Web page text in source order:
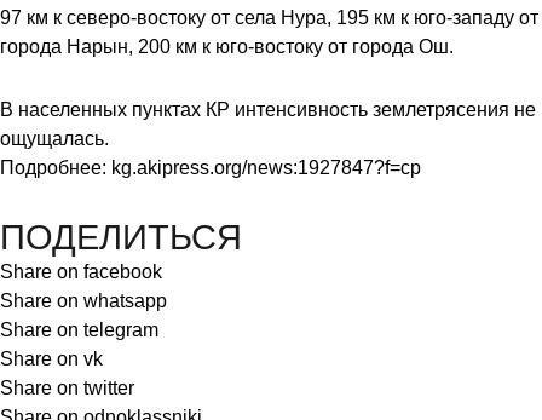
97 км к северо-востоку от села Нура, 195 км к юго-западу от
города Нарын, 200 км к юго-востоку от города Ош.
В населенных пунктах КР интенсивность землетрясения не
ощущалась.
Подробнее: kg.akipress.org/news:1927847?f=cp
ПОДЕЛИТЬСЯ
Share on facebook
Share on whatsapp
Share on telegram
Share on vk
Share on twitter